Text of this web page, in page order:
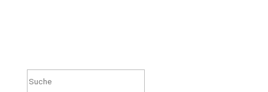
Suchen